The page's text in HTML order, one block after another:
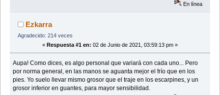
En línea
Ezkarra
Agradecido: 214 veces
« Respuesta #1 en: 02 de Junio de 2021, 03:59:13 pm »
Aupa! Como dices, es algo personal que variará con cada uno... Pero
por norma general, en las manos se aguanta mejor el frío que en los
pies. Yo suelo llevar mismo grosor que el traje en los escarpines, y un
grosor inferior en guantes, para mayor sensibilidad.